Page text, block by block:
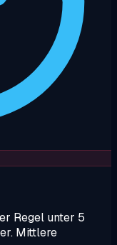
Regel unter 5
Mittlere